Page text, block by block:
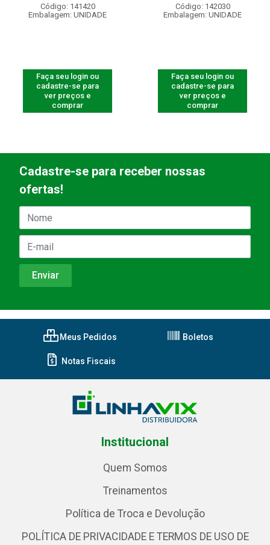
Código: 141420
Embalagem: UNIDADE
Faça seu login ou
cadastre-se para
ver preços e
comprar
Código: 142030
Embalagem: UNIDADE
Faça seu login ou
cadastre-se para
ver preços e
comprar
Cadastre-se para receber nossas
ofertas!
Meus Pedidos Boletos
Notas Fiscais
Institucional
Quem Somos
Treinamentos
Política de Troca e Devolução
POLÍTICA DE PRIVACIDADE E TERMOS DE USO DE